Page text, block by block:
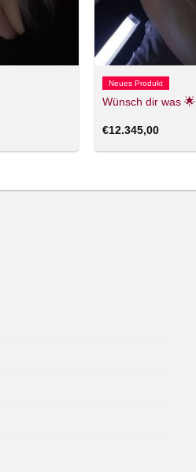
Neues Produkt
Wünsch dir was 🌟
€12.345,00